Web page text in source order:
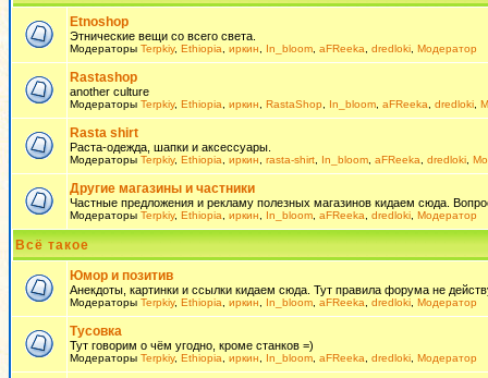
Etnoshop
Этнические вещи со всего света.
Модераторы Terpkiy, Ethiopia иркин In_bloom aFReeka dredloki Модератор
Rastashop
another culture
Модераторы Terpkiy, Ethiopia иркин RastaShop In_bloom aFReeka dredloki
Rasta shirt
Раста-одежда, шапки и аксессуары.
Модераторы Terpkiy, Ethiopia иркин rasta-shirt In_bloom aFReeka dredloki
Другие магазины и частники
Частные предложения и рекламу полезных магазинов кидаем сюда.
Модераторы Terpkiy, Ethiopia иркин In_bloom aFReeka dredloki Модератор
Всё такое
Юмор и позитив
Анекдоты, картинки и ссылки кидаем сюда. Тут правила форума не
Модераторы Terpkiy, Ethiopia иркин In_bloom aFReeka dredloki Модератор
Тусовка
Тут говорим о чём угодно, кроме станков =)
Модераторы Terpkiy, Ethiopia иркин In_bloom aFReeka dredloki Модератор